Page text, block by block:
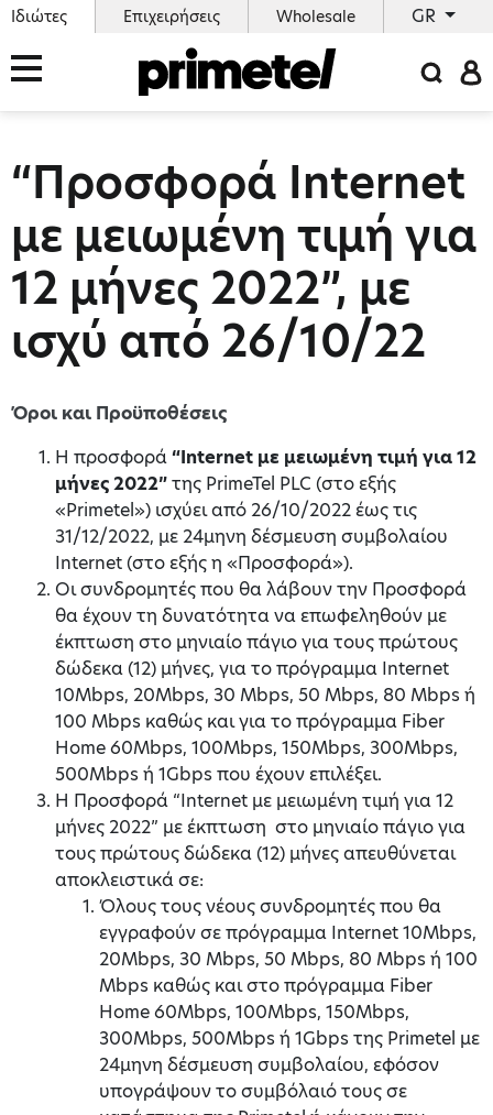
Ιδιώτες Επιχειρήσεις Wholesale GR
“Προσφορά Internet
με μειωμένη τιμή για
12 μήνες 2022”, με
ισχύ από 26/10/22
Όροι και Προϋποθέσεις
H προσφορά“Internet με μειωμένη τιμή για 12
μήνες 2022”της PrimeTel PLC (στο εξής
«Primetel») ισχύει από 26/10/2022 έως τις
31/12/2022, με 24μηνη δέσμευση συμβολαίου
Internet (στο εξής η «Προσφορά»).
Οι συνδρομητές που θα λάβουν την Προσφορά
θα έχουν τη δυνατότητα να επωφεληθούν με
έκπτωση στο μηνιαίο πάγιο για τους πρώτους
δώδεκα (12) μήνες, για το πρόγραμμα Internet
10Mbps, 20Mbps, 30 Mbps, 50 Mbps, 80 Mbps ή
100 Mbps καθώς και για το πρόγραμμα Fiber
Home 60Mbps, 100Mbps, 150Mbps, 300Mbps,
500Mbps ή 1Gbps που έχουν επιλέξει.
Η Προσφορά “Internet με μειωμένη τιμή για 12
μήνες 2022” με έκπτωση στο μηνιαίο πάγιο για
τους πρώτους δώδεκα (12) μήνες απευθύνεται
αποκλειστικά σε:
Όλους τους νέους συνδρομητές που θα
εγγραφούν σε πρόγραμμα Internet 10Mbps,
20Mbps, 30 Mbps, 50 Mbps, 80 Mbps ή 100
Mbps καθώς και στο πρόγραμμα Fiber
Home 60Mbps, 100Mbps, 150Mbps,
300Mbps, 500Mbps ή 1Gbps της Primetel με
24μηνη δέσμευση συμβολαίου, εφόσον
υπογράψουν το συμβόλαιό τους σε